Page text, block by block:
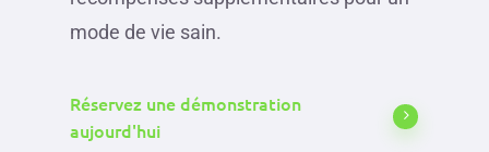
mode de vie sain.
Réservez une démonstration
aujourd'hui